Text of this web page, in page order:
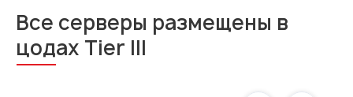
Все серверы размещены в
цодах Tier III